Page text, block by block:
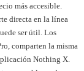
más accesible.
directa en la línea
ser útil. Los
comparten la misma
Nothing X.